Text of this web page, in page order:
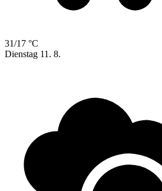
31/17 °C
Dienstag 11. 8.